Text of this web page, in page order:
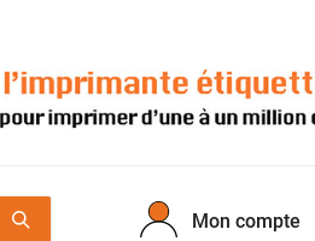
Mon compte